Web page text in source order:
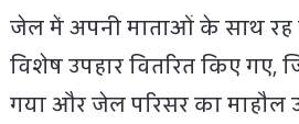
जेल में अपनी माताओं के साथ रह
विशेष उपहार वितरित किए
गया और जेल परिसर का